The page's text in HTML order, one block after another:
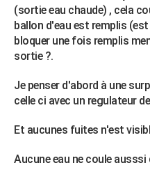
BONS PLANS
CARTE DE VOEUX
Carte de Noël
Carte Bonne année
Carte Saint-Valentin
Carte Pâques
Carte d'anniversaire
Dictionnaire
Biographies
Citations
Expressions
Proverbes
PROGRAMME TV
(sortie eau chaude) , cela
ballon d'eau est remplis
bloquer une fois remplis
sortie ?.
Je penser d'abord à une
celle ci avec un regulateur
Et aucunes fuites n'est
Aucune eau ne coule